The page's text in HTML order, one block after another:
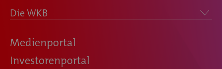
Die WKB
Medienportal
Investorenportal